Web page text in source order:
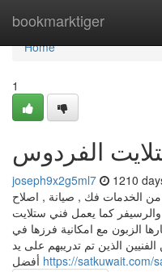
bookmarktiger
Home
Home
1
الفردوس
joseph9x2g5ml7 1210
من الخدمات فك , صيانة , اصلاح
والرسيفر كما يعمل فني ستلايت
الزبون مع امكانية فرزها في
الذين تم تدريبهم على يد
https://satkuwait.com/